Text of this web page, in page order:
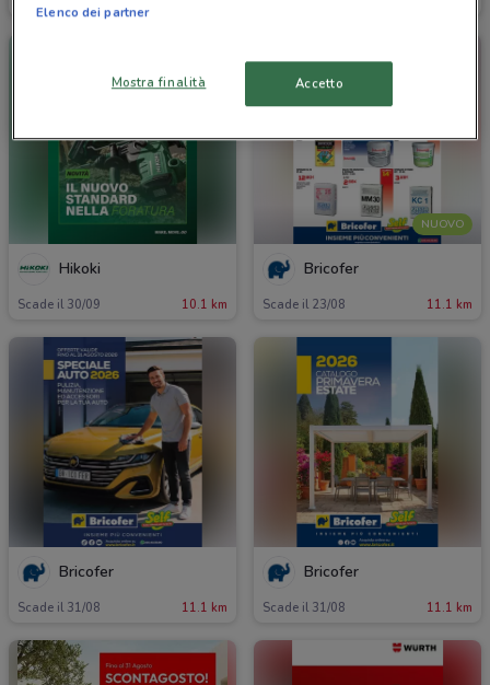
Hikoki
Scade il 30/09 10.1 km
NUOVO
Bricofer
Scade il 23/08 11.1 km
Bricofer
Scade il 31/08 11.1 km
Bricofer
Scade il 31/08 11.1 km
Elenco dei partner
Mostra finalità Accetto